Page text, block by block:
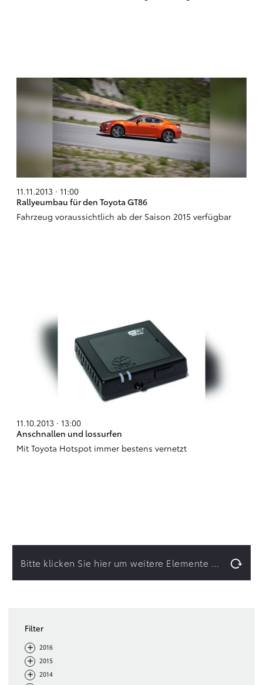
11.11.2013 · 11:00
Rallyeumbau für den Toyota GT86
Fahrzeug voraussichtlich ab der Saison 2015 verfügbar
11.10.2013 · 13:00
Anschnallen und lossurfen
Mit Toyota Hotspot immer bestens vernetzt
Bitte klicken Sie hier um weitere Elemente zu laden.
Filter
+- 2016
+- 2015
+- 2014